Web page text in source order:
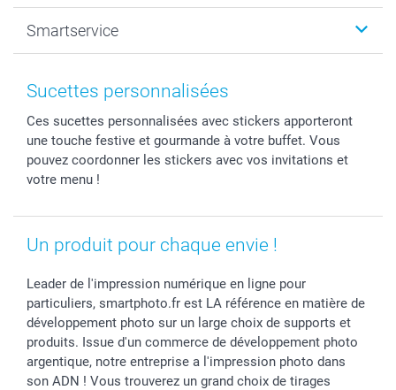
Faire-part & Cartes
Coques smartphone
Stickers & Etiquettes
Cadres photo & accessoires déco
Dénicheur d'idées cadeau
Naissance & baptême
Fête des Mères
Fête des Pères
Communion
Toussaint
Saint-Valentin
Vacances
Plan du site
Droit de rétraction
Vie privée
Gestion des cookies
Tarifs
Investisseurs
Smartservice
Aide
smartfriends
Modes de paiement
Statut de ma commande
Sucettes personnalisées
Ces sucettes personnalisées avec stickers apporteront
une touche festive et gourmande à votre buffet. Vous
pouvez coordonner les stickers avec vos invitations et
votre menu !
Un produit pour chaque envie !
Leader de l'impression numérique en ligne pour
particuliers, smartphoto.fr est LA référence en matière de
développement photo sur un large choix de supports et
produits. Issue d'un commerce de développement photo
argentique, notre entreprise a l'impression photo dans
son ADN ! Vous trouverez un grand choix de tirages